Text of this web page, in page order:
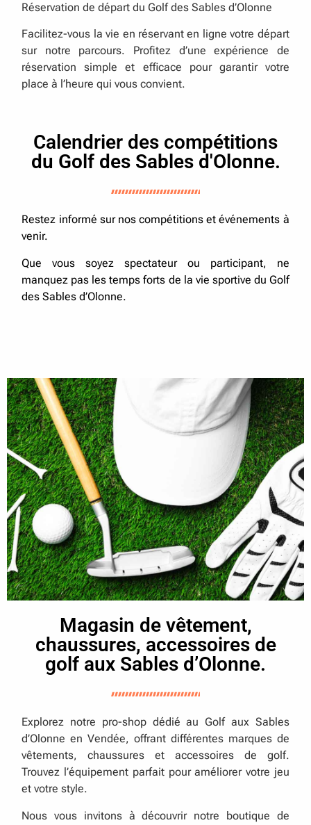
Réservation de départ du Golf des Sables d’Olonne
Facilitez-vous la vie en réservant en ligne votre départ
sur notre parcours. Profitez d’une expérience de
réservation simple et efficace pour garantir votre
place à l’heure qui vous convient.
Calendrier des compétitions
du Golf des Sables d'Olonne.
Restez informé sur nos compétitions et événements à
venir.
Que vous soyez spectateur ou participant, ne
manquez pas les temps forts de la vie sportive du Golf
des Sables d’Olonne.
Magasin de vêtement,
chaussures, accessoires de
golf aux Sables d’Olonne.
Explorez notre pro-shop dédié au Golf aux Sables
d’Olonne en Vendée, offrant différentes marques de
vêtements, chaussures et accessoires de golf.
Trouvez l’équipement parfait pour améliorer votre jeu
et votre style.
Nous vous invitons à découvrir notre boutique de